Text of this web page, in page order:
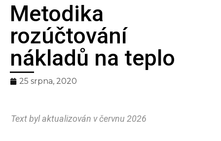
Bilanční
metoda
pro spravedlivé
rozúčtování tepla
Metodika
rozúčtování
nákladů na teplo
25 srpna, 2020
Text byl aktualizován v červnu 2026